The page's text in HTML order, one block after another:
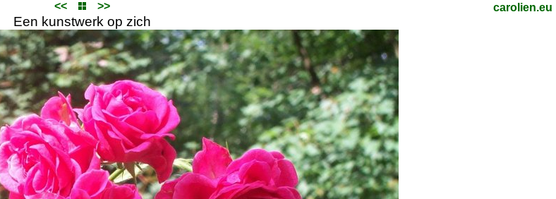
<< >> carolien.eu
Een kunstwerk op zich